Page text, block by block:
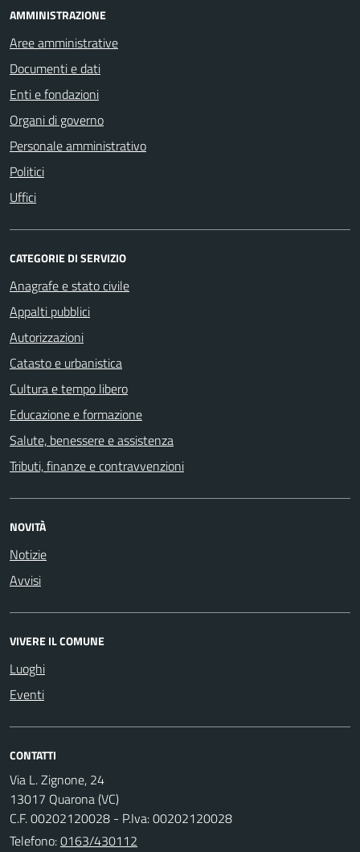
AMMINISTRAZIONE
Aree amministrative
Documenti e dati
Enti e fondazioni
Organi di governo
Personale amministrativo
Politici
Uffici
CATEGORIE DI SERVIZIO
Anagrafe e stato civile
Appalti pubblici
Autorizzazioni
Catasto e urbanistica
Cultura e tempo libero
Educazione e formazione
Salute, benessere e assistenza
Tributi, finanze e contravvenzioni
NOVITÀ
Notizie
Avvisi
VIVERE IL COMUNE
Luoghi
Eventi
CONTATTI
Via L. Zignone, 24
13017 Quarona (VC)
C.F. 00202120028 - P.Iva: 00202120028
Telefono:0163/430112